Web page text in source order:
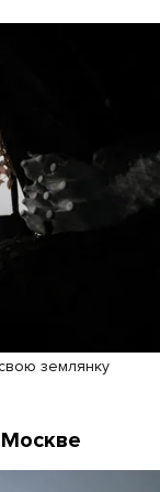
землянку